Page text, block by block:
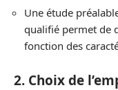
Une étude
qualifié permet de
fonction des
2. Choix de